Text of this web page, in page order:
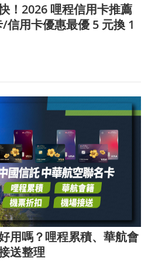
！2026 哩程信用卡推薦
用卡優惠最優 5 元換 1
用嗎？哩程累積、華航會
送整理